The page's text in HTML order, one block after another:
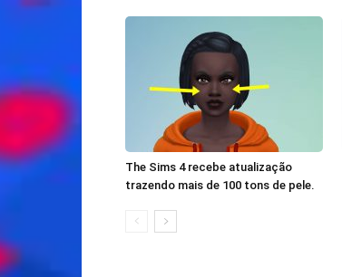
The Sims 4 recebe atualização
trazendo mais de 100 tons de pele.